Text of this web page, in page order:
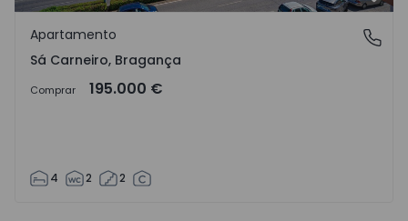
Sá Carneiro, Bragança
Apartamento
Sá Carneiro, Bragança
Comprar 195.000 €
4 2 2